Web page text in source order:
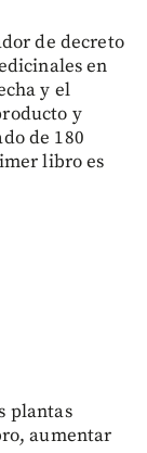
de decreto
en
y el
y
de 180
libro es
plantas
aumentar